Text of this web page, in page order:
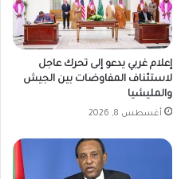
إعلام غربي يدعو إلى تحرك عاجل
لاستئناف المفاوضات بين الجيش
والمليشيا
أغسطس 8, 2026